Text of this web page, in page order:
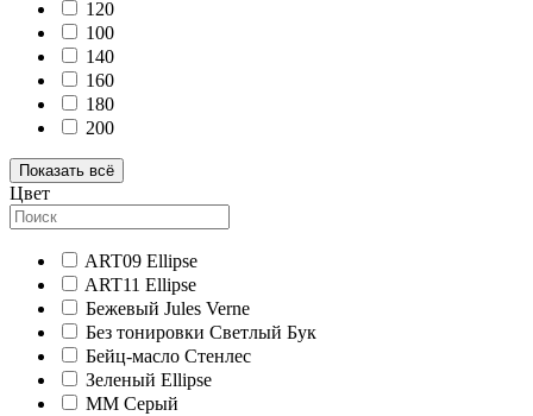
120
100
140
160
180
200
Показать всё
Цвет
ART09 Ellipse
ART11 Ellipse
Бежевый Jules Verne
Без тонировки Светлый Бук
Бейц-масло Стенлес
Зеленый Ellipse
ММ Серый